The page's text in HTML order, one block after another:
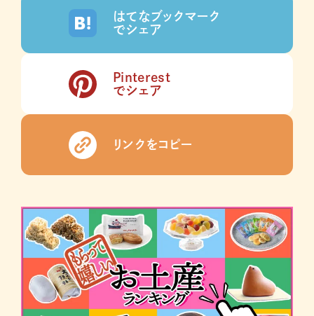
はてなブックマーク
でシェア
Pinterest
でシェア
リンクをコピー